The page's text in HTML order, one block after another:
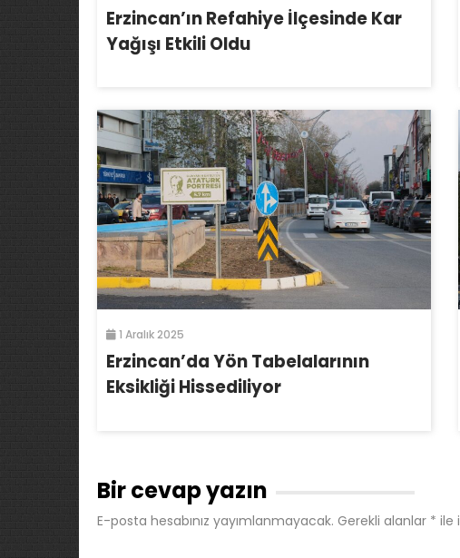
Erzincan’ın Refahiye İlçesinde Kar
Yağışı Etkili Oldu
1 Aralık 2025
Erzincan’da Yön Tabelalarının
Eksikliği Hissediliyor
Bir cevap yazın
E-posta hesabınız yayımlanmayacak. Gerekli alanlar * ile